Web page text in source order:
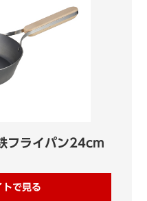
フライパン24cm
トで見る